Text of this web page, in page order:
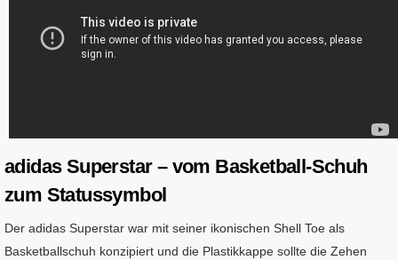
adidas Superstar – vom Basketball-Schuh
zum Statussymbol
Der adidas Superstar war mit seiner ikonischen Shell Toe als
Basketballschuh konzipiert und die Plastikkappe sollte die Zehen